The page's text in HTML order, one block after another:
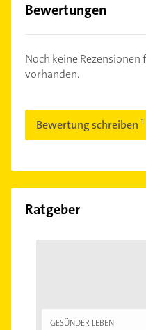
Bewertungen
Noch keine
vorhanden.
Bewertung schreiben
Ratgeber
GESÜNDER LEBEN